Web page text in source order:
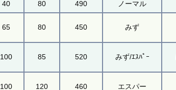
40 80 490 ノーマル
65 80 450 みず
100 85 520 みず/ｴｽﾊﾟｰ
100 120 460 エスパー